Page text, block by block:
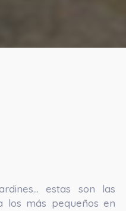
estas son las
los más pequeños en